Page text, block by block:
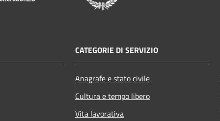
CATEGORIE DI SERVIZIO
Anagrafe e stato civile
Cultura e tempo libero
Vita lavorativa